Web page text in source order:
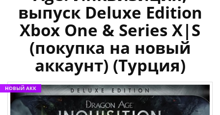
выпуск Deluxe Edition
Xbox One & Series X|S
(покупка на новый
аккаунт) (Турция)
НОВЫЙ АКК